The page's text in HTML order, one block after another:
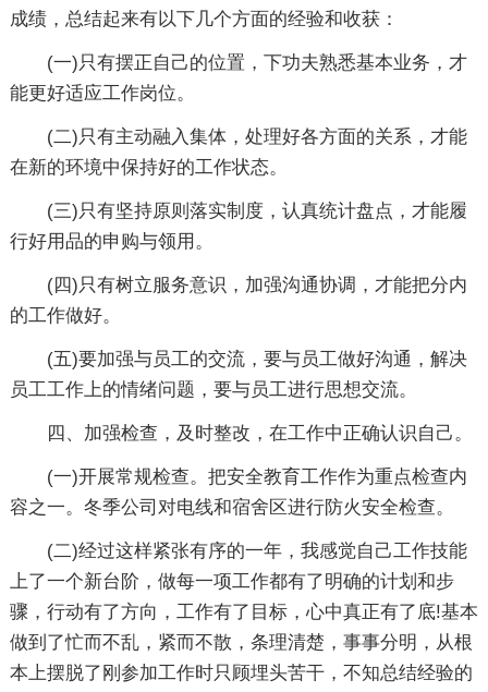
成绩，总结起来有以下几个方面的经验和收获：
(一)只有摆正自己的位置，下功夫熟悉基本业务，才
能更好适应工作岗位。
(二)只有主动融入集体，处理好各方面的关系，才能
在新的环境中保持好的工作状态。
(三)只有坚持原则落实制度，认真统计盘点，才能履
行好用品的申购与领用。
(四)只有树立服务意识，加强沟通协调，才能把分内
的工作做好。
(五)要加强与员工的交流，要与员工做好沟通，解决
员工工作上的情绪问题，要与员工进行思想交流。
四、加强检查，及时整改，在工作中正确认识自己。
(一)开展常规检查。把安全教育工作作为重点检查内
容之一。冬季公司对电线和宿舍区进行防火安全检查。
(二)经过这样紧张有序的一年，我感觉自己工作技能
上了一个新台阶，做每一项工作都有了明确的计划和步
骤，行动有了方向，工作有了目标，心中真正有了底!基本
做到了忙而不乱，紧而不散，条理清楚，事事分明，从根
本上摆脱了刚参加工作时只顾埋头苦干，不知总结经验的